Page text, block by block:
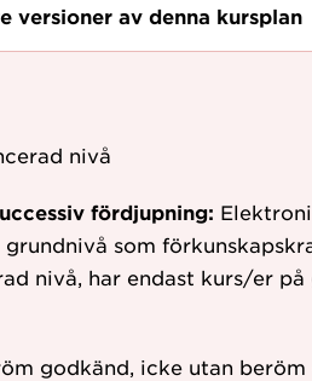
versioner av denna kursplan
nivå
fördjupning:
som
nivå, har endast kurs/er på
godkänd, icke utan